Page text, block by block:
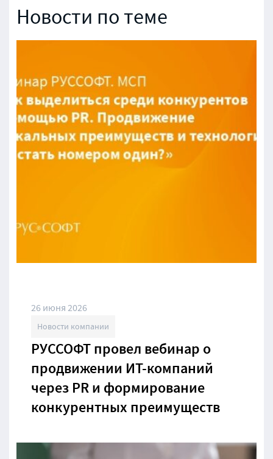
Новости по теме
26 июня 2026
Новости компании
РУССОФТ провел вебинар о
продвижении ИТ-компаний
через PR и формирование
конкурентных преимуществ